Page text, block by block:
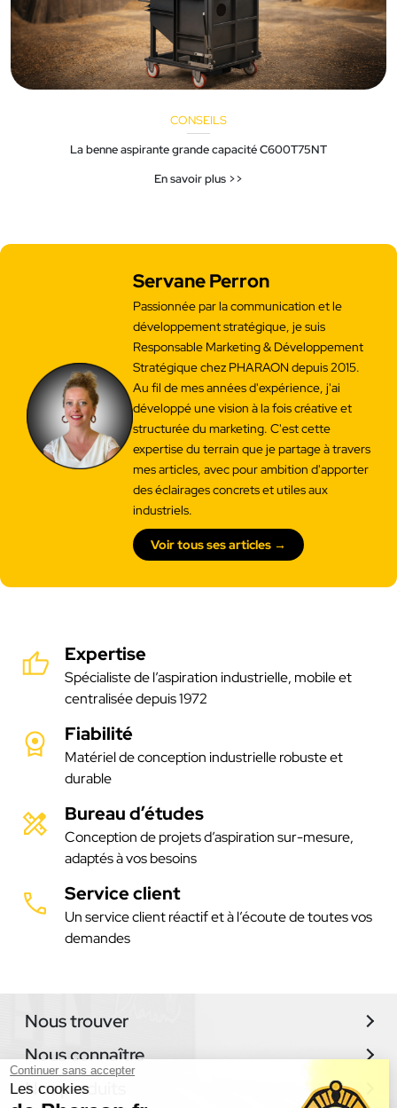
CONSEILS
La benne aspirante grande capacité C600T75NT
En savoir plus >>
Servane Perron
Passionnée par la communication et le
développement stratégique, je suis
Responsable Marketing & Développement
Stratégique chez PHARAON depuis 2015.
Au fil de mes années d'expérience, j'ai
développé une vision à la fois créative et
structurée du marketing. C'est cette
expertise du terrain que je partage à travers
mes articles, avec pour ambition d'apporter
des éclairages concrets et utiles aux
industriels.
Voir tous ses articles →
Expertise
Spécialiste de l’aspiration industrielle, mobile et
centralisée depuis 1972
Fiabilité
Matériel de conception industrielle robuste et
durable
Bureau d’études
Conception de projets d’aspiration sur-mesure,
adaptés à vos besoins
Service client
Un service client réactif et à l’écoute de toutes vos
demandes
Nous trouver
Nous connaître
Nos produits
Continuer sans accepter
Les cookies